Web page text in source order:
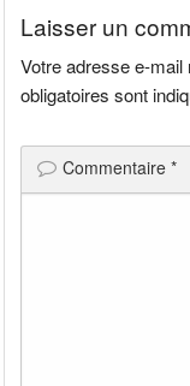
Laisser un
Votre adresse e-mail
obligatoires sont
Commentaire*